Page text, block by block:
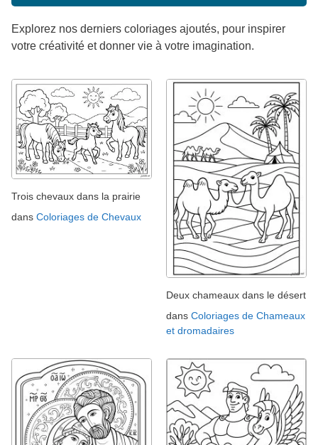
Explorez nos derniers coloriages ajoutés, pour inspirer
votre créativité et donner vie à votre imagination.
Trois chevaux dans la prairie
dans Coloriages de Chevaux
Deux chameaux dans le désert
dans Coloriages de Chameaux
et dromadaires